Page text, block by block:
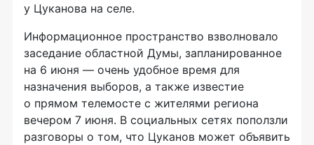
у Цуканова на селе.
Информационное пространство взволновало
заседание областной Думы, запланированное
на 6 июня — очень удобное время для
назначения выборов, а также известие
о прямом телемосте с жителями региона
вечером 7 июня. В социальных сетях поползли
разговоры о том, что Цуканов может объявить